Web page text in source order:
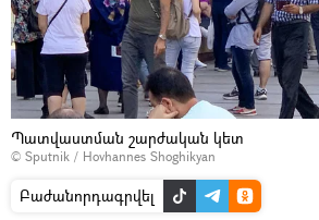
Պատվաստման շարժական կետ
© Sputnik / Hovhannes Shoghikyan
Բաժանորդագրվել